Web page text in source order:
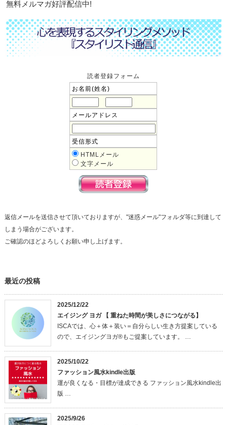
無料メルマガ好評配信中!
読者登録フォーム
お名前(姓名)
メールアドレス
受信形式
HTMLメール
文字メール
返信メールを送信させて頂いておりますが、"迷惑メール"フォルダ等に到達して
しまう場合がございます。
ご確認のほどよろしくお願い申し上げます。
最近の投稿
2025/12/22
エイジング ヨガ 【 重ねた時間が美しさにつながる】
ISCAでは、心＋体＋装い＝自分らしい生き方提案している
ので、エイジングヨガ®もご提案しています。 …
2025/10/22
ファッション風水kindle出版
運が良くなる・目標が達成できる ファッション風水kindle出
版 …
2025/9/26